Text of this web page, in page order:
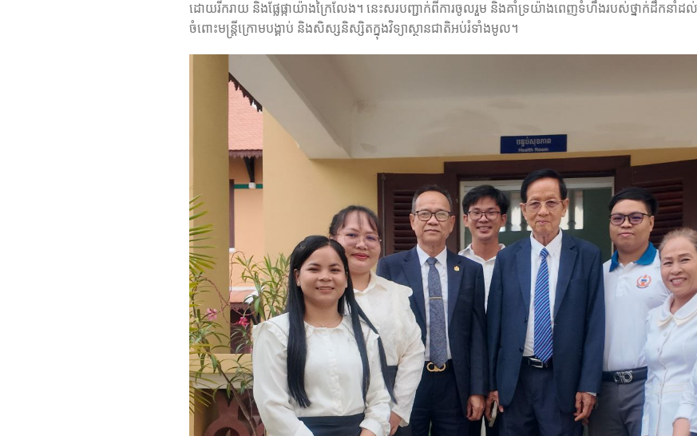
ដោយរីករាយ និងផ្លែផ្កាយ៉ាងក្រៃលែង។​ នេះសរបញ្ជាក់ពីការចូលរួម និង​គាំទ្រយ៉ាងពេញទំហឹងរបស់ថ្នាក់ដឹកនាំដល់
ចំពោះ​មន្ត្រីក្រោមបង្គាប់ និងសិស្សនិស្សិត​ក្នុងវិទ្យាស្ថានជាតិអប់រំទាំងមូល។